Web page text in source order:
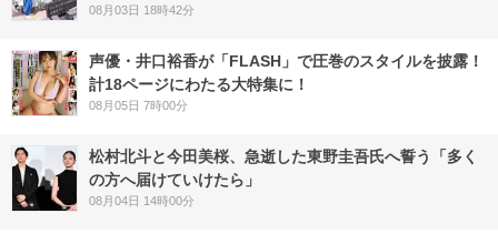
08月03日 18時42分
声優・井口裕香が「FLASH」で圧巻のスタイルを披露！
計18ページにわたる大特集に！
08月05日 7時00分
松村北斗と今田美桜、急逝した東野圭吾氏へ誓う「多く
の方へ届けていけたら」
08月04日 14時00分